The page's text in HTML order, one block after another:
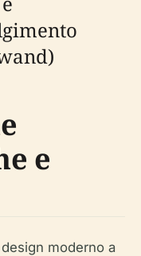
e
moderno a